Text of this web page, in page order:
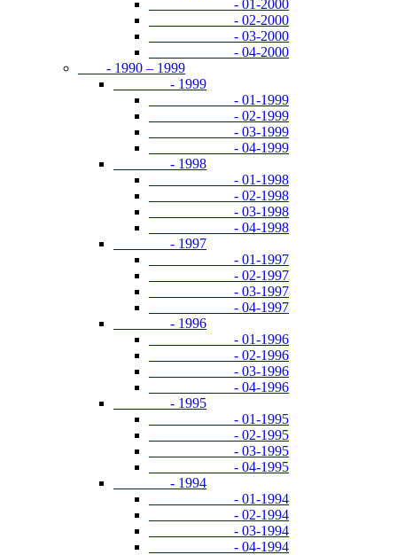
- 01-2000
- 02-2000
- 03-2000
- 04-2000
- 1990 – 1999
- 1999
- 01-1999
- 02-1999
- 03-1999
- 04-1999
- 1998
- 01-1998
- 02-1998
- 03-1998
- 04-1998
- 1997
- 01-1997
- 02-1997
- 03-1997
- 04-1997
- 1996
- 01-1996
- 02-1996
- 03-1996
- 04-1996
- 1995
- 01-1995
- 02-1995
- 03-1995
- 04-1995
- 1994
- 01-1994
- 02-1994
- 03-1994
- 04-1994